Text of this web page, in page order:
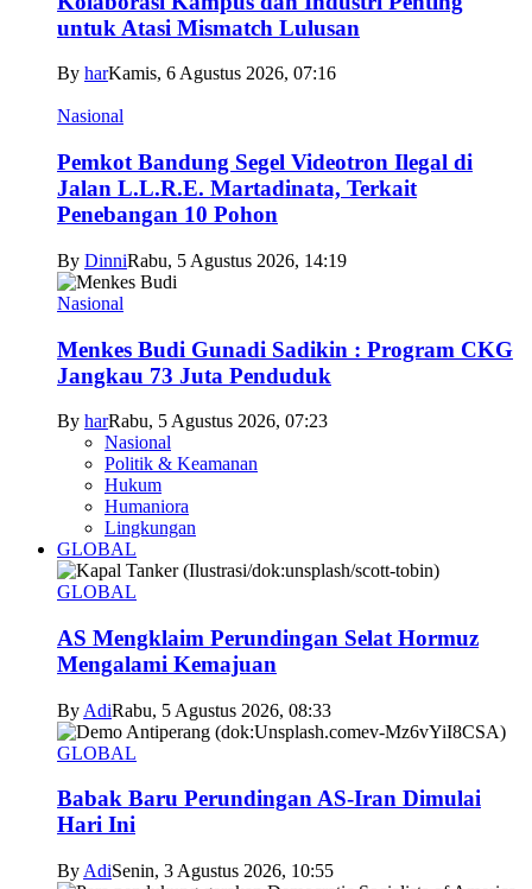
untuk Atasi Mismatch Lulusan
By harKamis, 6 Agustus 2026, 07:16
Nasional
Pemkot Bandung Segel Videotron Ilegal di
Jalan L.L.R.E. Martadinata, Terkait
Penebangan 10 Pohon
By DinniRabu, 5 Agustus 2026, 14:19
Nasional
Menkes Budi Gunadi Sadikin : Program CKG
Jangkau 73 Juta Penduduk
By harRabu, 5 Agustus 2026, 07:23
Nasional
Politik & Keamanan
Hukum
Humaniora
Lingkungan
GLOBAL
GLOBAL
AS Mengklaim Perundingan Selat Hormuz
Mengalami Kemajuan
By AdiRabu, 5 Agustus 2026, 08:33
GLOBAL
Babak Baru Perundingan AS-Iran Dimulai
Hari Ini
By AdiSenin, 3 Agustus 2026, 10:55